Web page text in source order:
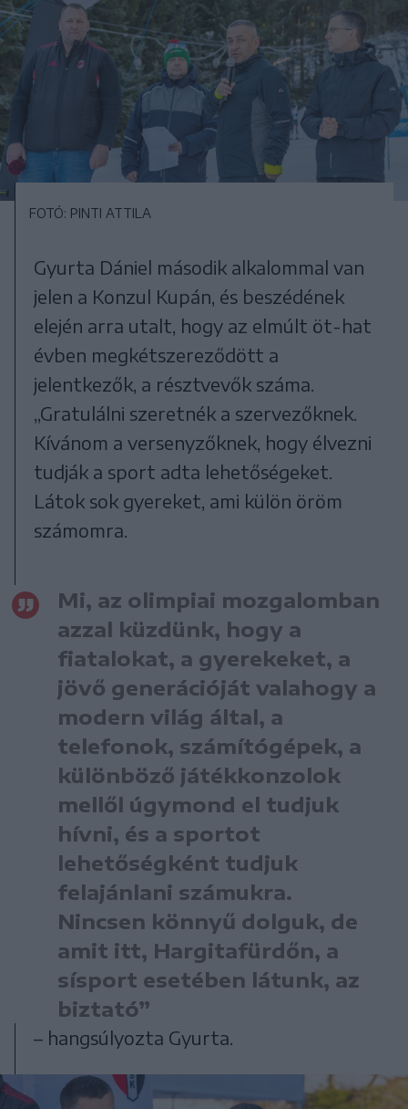
FOTÓ: PINTI ATTILA
Gyurta Dániel második alkalommal van
jelen a Konzul Kupán, és beszédének
elején arra utalt, hogy az elmúlt öt-hat
évben megkétszereződött a
jelentkezők, a résztvevők száma.
„Gratulálni szeretnék a szervezőknek.
Kívánom a versenyzőknek, hogy élvezni
tudják a sport adta lehetőségeket.
Látok sok gyereket, ami külön öröm
számomra.
Mi, az olimpiai mozgalomban
azzal küzdünk, hogy a
fiatalokat, a gyerekeket, a
jövő generációját valahogy a
modern világ által, a
telefonok, számítógépek, a
különböző játékkonzolok
mellől úgymond el tudjuk
hívni, és a sportot
lehetőségként tudjuk
felajánlani számukra.
Nincsen könnyű dolguk, de
amit itt, Hargitafürdőn, a
sísport esetében látunk, az
biztató”
– hangsúlyozta Gyurta.